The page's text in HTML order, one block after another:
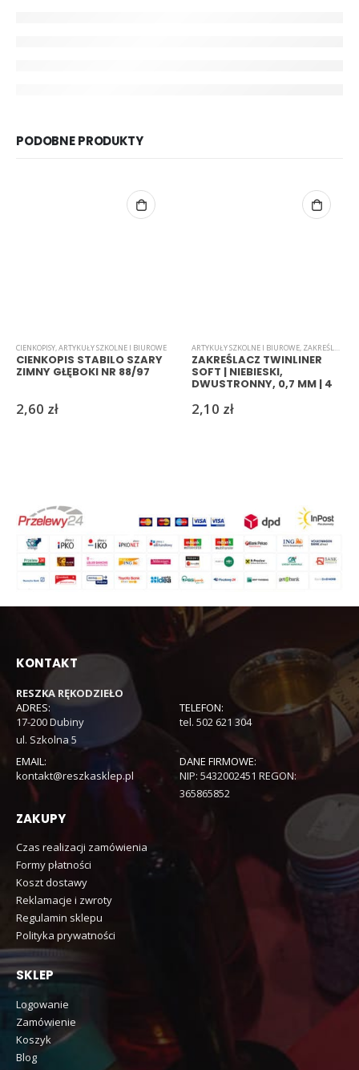
PODOBNE PRODUKTY
CIENKOPISY,ARTYKUŁY SZKOLNE I BIUROWE
CIENKOPIS STABILO SZARY
ZIMNY GŁĘBOKI NR 88/97
2,60 zł
ARTYKUŁY SZKOLNE I BIUROWE, ZAKREŚLACZE
ZAKREŚLACZ TWINLINER
SOFT | NIEBIESKI,
DWUSTRONNY, 0,7 MM | 4
2,10 zł
KONTAKT
RESZKA RĘKODZIEŁO
ADRES:
17-200 Dubiny
ul. Szkolna 5
TELEFON:
tel. 502 621 304
EMAIL:
kontakt@reszkasklep.pl
DANE FIRMOWE:
NIP: 5432002451 REGON:
365865852
ZAKUPY
Czas realizacji zamówienia
Formy płatności
Koszt dostawy
Reklamacje i zwroty
Regulamin sklepu
Polityka prywatności
SKLEP
Logowanie
Zamówienie
Koszyk
Blog